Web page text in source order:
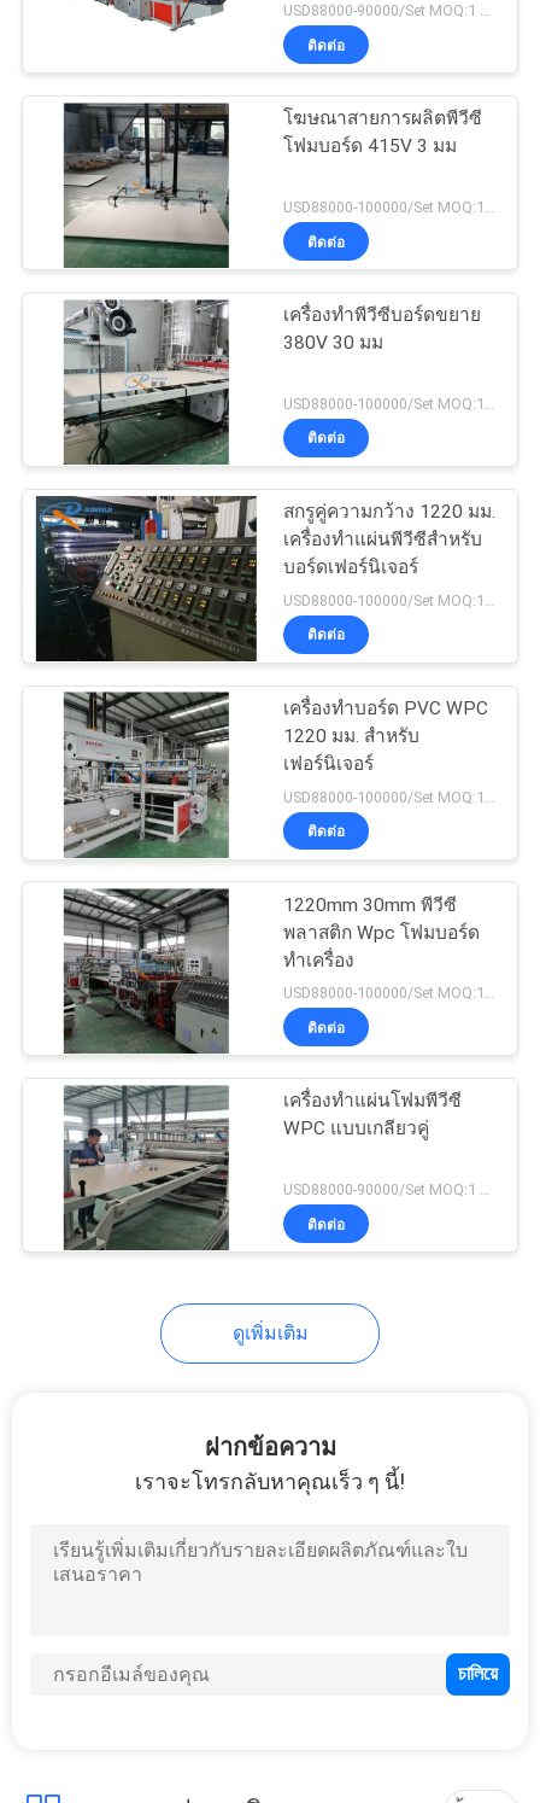
ติดต่อ
ข่าว
กรณี
ทุน
แผนผัง
เว็บไซต์
นโยบาย
ความ
เป็น
USD88000-90000/Set MOQ:1 ชุด
ติดต่อ
โฆษณาสายการผลิตพีวีซี
โฟมบอร์ด 415V 3 มม
USD88000-100000/Set MOQ:1 ชุด
ติดต่อ
เครื่องทำพีวีซีบอร์ดขยาย
380V 30 มม
ติดต่อ
สกรูคู่ความกว้าง 1220 มม.
เครื่องทำแผ่นพีวีซีสำหรับ
บอร์ดเฟอร์นิเจอร์
ติดต่อ
เครื่องทำบอร์ด PVC WPC
1220 มม. สำหรับ
เฟอร์นิเจอร์
ติดต่อ
1220mm 30mm พีวีซี
พลาสติก Wpc โฟมบอร์ด
ทำเครื่อง
USD88000-100000/Set MOQ:1 ชุด
ติดต่อ
เครื่องทำแผ่นโฟมพีวีซี
WPC แบบเกลียวคู่
USD88000-90000/Set MOQ:1 ชุด
ติดต่อ
ดูเพิ่มเติม
ฝากข้อความ
เราจะโทรกลับหาคุณเร็ว ๆ นี้!